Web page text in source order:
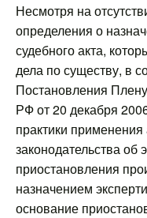
Несмотря на
определения о
судебного акта,
дела по существу, в
Постановления
РФ от 20 декабря
практики
законодательства об
приостановления
назначением
основание